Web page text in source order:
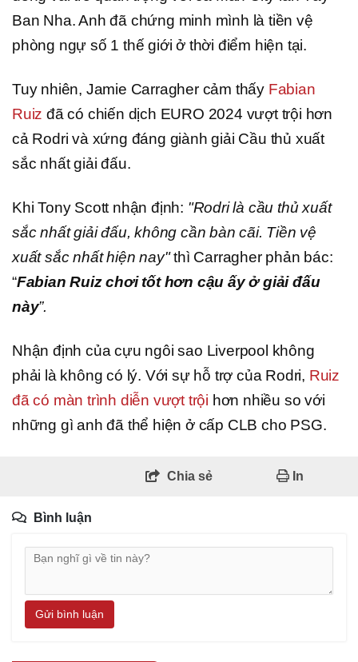
Ban Nha. Anh đã chứng minh mình là tiền vệ
phòng ngự số 1 thế giới ở thời điểm hiện tại.
Tuy nhiên, Jamie Carragher cảm thấy Fabian
Ruiz đã có chiến dịch EURO 2024 vượt trội hơn
cả Rodri và xứng đáng giành giải Cầu thủ xuất
sắc nhất giải đấu.
Khi Tony Scott nhận định: "Rodri là cầu thủ xuất
sắc nhất giải đấu, không cần bàn cãi. Tiền vệ
xuất sắc nhất hiện nay"thì Carragher phản bác:
“Fabian Ruiz chơi tốt hơn cậu ấy ở giải đấu
này”.
Nhận định của cựu ngôi sao Liverpool không
phải là không có lý. Với sự hỗ trợ của Rodri, Ruiz
đã có màn trình diễn vượt trội hơn nhiều so với
những gì anh đã thể hiện ở cấp CLB cho PSG.
Chia sẻ In
Bình luận
Gửi bình luận